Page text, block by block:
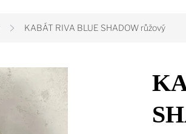
KABÁT RIVA BLUE SHADOW růžový